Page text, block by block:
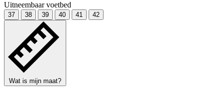
Uitneembaar voetbed
37 38 39 40 41 42
Wat is mijn maat?